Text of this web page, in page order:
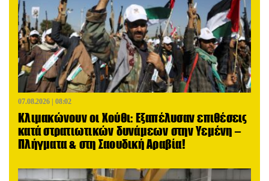
07.08.2026 | 08:02
Κλιμακώνουν οι Χούθι: Eξαπέλυσαν επιθέσεις
κατά στρατιωτικών δυνάμεων στην Υεμένη –
Πλήγματα & στη Σαουδική Αραβία!